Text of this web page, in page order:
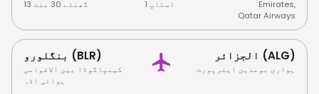
13 گھنٹے 30 منٹ 1 اسٹاپ Emirates,
Qatar Airways
بنگلورو (BLR)
کیمپاگوڈا بین الاقوامی
ہوائی اڈہ
الجزائر (ALG)
ہواری بومدین ایئرپورٹ